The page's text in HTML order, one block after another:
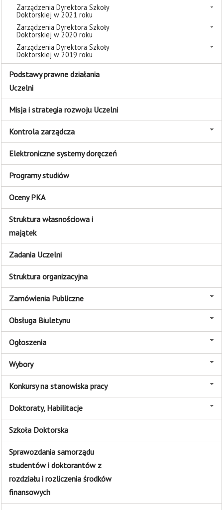
Zarządzenia Dyrektora Szkoły
Doktorskiej w 2021 roku
Zarządzenia Dyrektora Szkoły
Doktorskiej w 2020 roku
Zarządzenia Dyrektora Szkoły
Doktorskiej w 2019 roku
Podstawy prawne działania
Uczelni
Misja i strategia rozwoju Uczelni
Kontrola zarządcza
Elektroniczne systemy doręczeń
Programy studiów
Oceny PKA
Struktura własnościowa i
majątek
Zadania Uczelni
Struktura organizacyjna
Zamówienia Publiczne
Obsługa Biuletynu
Ogłoszenia
Wybory
Konkursy na stanowiska pracy
Doktoraty, Habilitacje
Szkoła Doktorska
Sprawozdania samorządu
studentów i doktorantów z
rozdziału i rozliczenia środków
finansowych